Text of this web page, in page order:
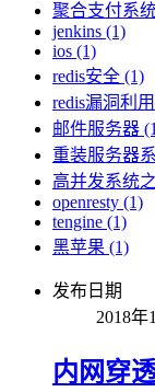
聚合支付系
jenkins (1)
ios (1)
redis安全 (1)
redis漏洞利
邮件服务器
重装服务器
高并发系统
openresty (1)
tengine (1)
黑苹果 (1)
发布日期
2018年
内网穿